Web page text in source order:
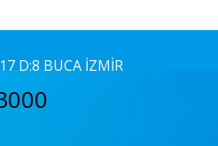
D:8 BUCA İZMIR